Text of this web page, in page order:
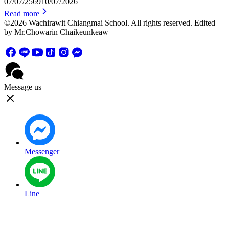
Read more
©2026 Wachirawit Chiangmai School. All rights reserved. Edited
by Mr.Chowarin Chaikeunkeaw
Message us
Messenger
Line